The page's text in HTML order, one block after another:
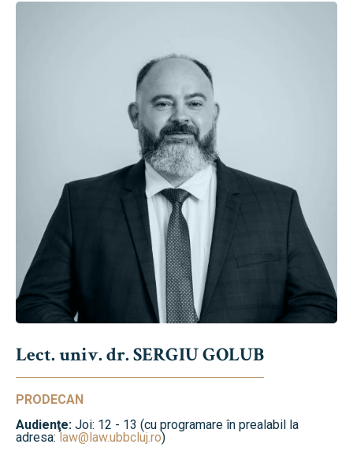
Lect. univ. dr. SERGIU GOLUB
PRODECAN
Audienţe: Joi: 12 - 13 (cu programare în prealabil la
adresa:law@law.ubbcluj.ro)